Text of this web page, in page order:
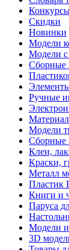
Скидки
Новинки
Модели
Модели с
Сборные
Ручные
Модели
Сборные
Клеи,
Краски,
Металл
Пластик
Книги и
Паруса
Модели
3D